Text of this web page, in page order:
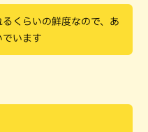
くらいの鮮度なので、あ
でいます